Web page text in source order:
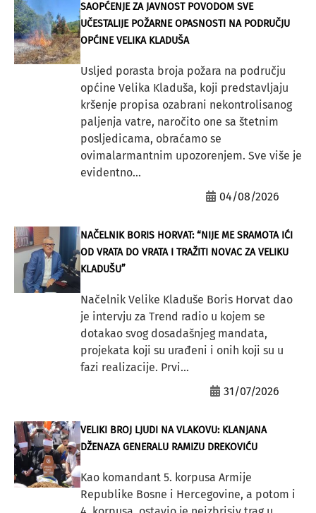
SAOPĆENJE ZA JAVNOST POVODOM SVE
UČESTALIJE POŽARNE OPASNOSTI NA PODRUČJU
OPĆINE VELIKA KLADUŠA
Usljed porasta broja požara na području
općine Velika Kladuša, koji predstavljaju
kršenje propisa ozabrani nekontrolisanog
paljenja vatre, naročito one sa štetnim
posljedicama, obraćamo se
ovimalarmantnim upozorenjem. Sve više je
evidentno...
04/08/2026
NAČELNIK BORIS HORVAT: “NIJE ME SRAMOTA IĆI
OD VRATA DO VRATA I TRAŽITI NOVAC ZA VELIKU
KLADUŠU”
Načelnik Velike Kladuše Boris Horvat dao
je intervju za Trend radio u kojem se
dotakao svog dosadašnjeg mandata,
projekata koji su urađeni i onih koji su u
fazi realizacije. Prvi...
31/07/2026
VELIKI BROJ LJUDI NA VLAKOVU: KLANJANA
DŽENAZA GENERALU RAMIZU DREKOVIĆU
Kao komandant 5. korpusa Armije
Republike Bosne i Hercegovine, a potom i